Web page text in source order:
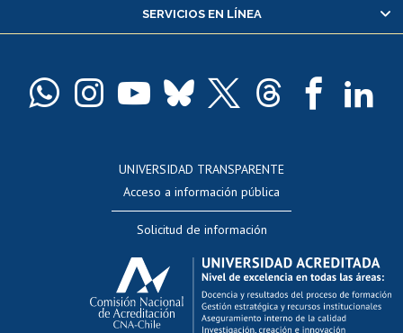
Pago de arancel y crédito alumnos
Docentes
Perfeccionamiento
Editar Portafolio Académico
Evaluación docente
Calificación académica
Postulación al AUCAI
Funcionarias/os
SERVICIOS EN LÍNEA
UNIVERSIDAD TRANSPARENTE
Acceso a información pública
Solicitud de información